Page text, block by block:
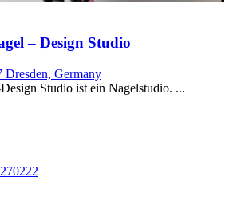
– Design Studio
Dresden, Germany
Studio ist ein Nagelstudio. ...